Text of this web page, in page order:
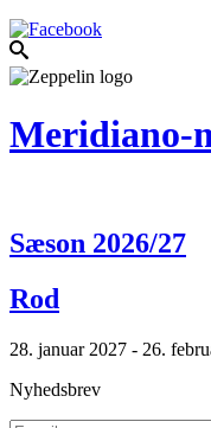
Meridiano-
Sæson 2026/27
Rod
28. januar 2027 - 26.
Nyhedsbrev